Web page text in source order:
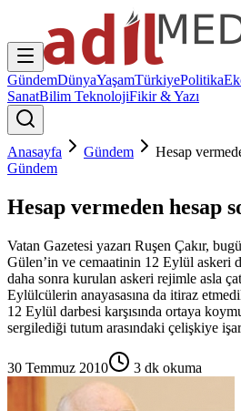
GündemDünyaYaşamTürkiyePolitika
SanatBilim TeknolojiFikir & Yazı
Anasayfa Gündem
Hesap
Gündem
Hesap vermeden hesap
Vatan Gazetesi yazarı Ruşen Çakır,
Gülen’in ve cemaatinin 12 Eylül askeri
daha sonra kurulan askeri rejimle asla
Eylülcülerin anayasasına da itiraz
12 Eylül darbesi karşısında ortaya
sergilediği tutum arasındaki çelişkiye
30 Temmuz 2010 3 dk okuma